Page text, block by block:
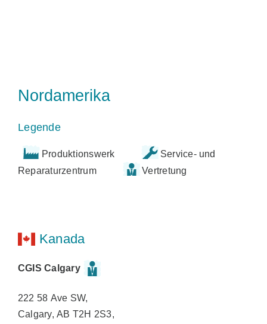
Nordamerika
Legende
Produktionswerk
Service- und
Reparaturzentrum
Vertretung
Kanada
CGIS Calgary
222 58 Ave SW,
Calgary, AB T2H 2S3,